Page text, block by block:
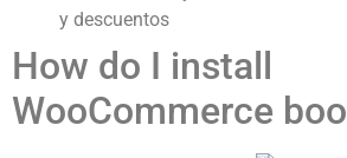
y descuentos
How do I install
WooCommerce